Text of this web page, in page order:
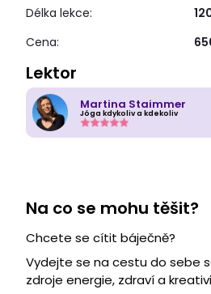
Délka lekce:
Cena:
Lektor
Martina Staimmer
Jóga kdykoliv a kdekoliv
Na co se mohu těšit?
Chcete se cítit báječně?
Vydejte se na cestu do sebe
zdroje energie, zdraví a